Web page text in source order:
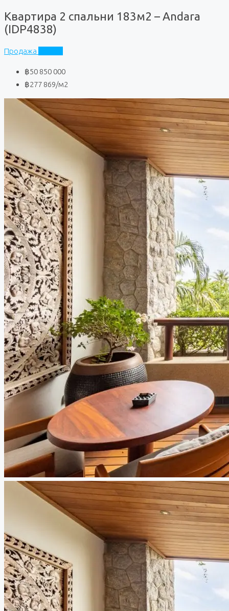
Квартира 2 спальни 183м2 – Andara
(IDP4838)
Продажа
฿50 850 000
฿277 869/м2